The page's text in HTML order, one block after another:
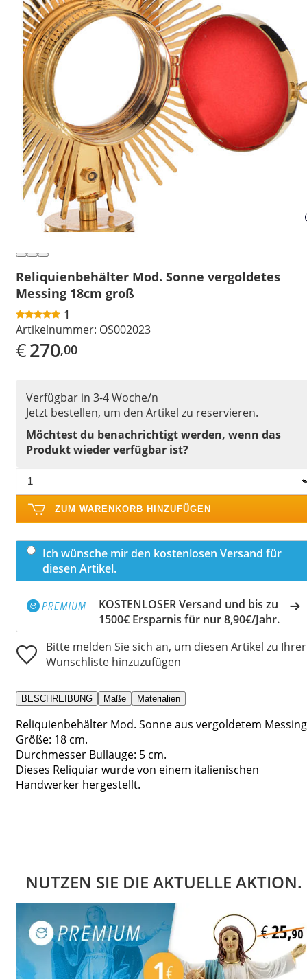
Reliquienbehälter Mod. Sonne vergoldetes
Messing 18cm groß
1
Artikelnummer: OS002023
€270,00
Verfügbar in 3-4 Woche/n
Jetzt bestellen, um den Artikel zu reservieren.
Möchtest du benachrichtigt werden, wenn das
Produkt wieder verfügbar ist?
ZUM WARENKORB HINZUFÜGEN
Ich wünsche mir den kostenlosen Versand für
diesen Artikel.
KOSTENLOSER Versand und bis zu
1500€ Ersparnis für nur 8,90€/Jahr.
Bitte melden Sie sich an, um diesen Artikel zu Ihrer
Wunschliste hinzuzufügen
BESCHREIBUNG Maße Materialien
Reliquienbehälter Mod. Sonne aus vergoldetem
Größe: 18 cm.
Durchmesser Bullauge: 5 cm.
Dieses Reliquiar wurde von einem italienischen
Handwerker hergestellt.
NUTZEN SIE DIE AKTUELLE AKTION.